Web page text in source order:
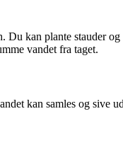
kan plante stauder
vandet fra taget.
kan samles og